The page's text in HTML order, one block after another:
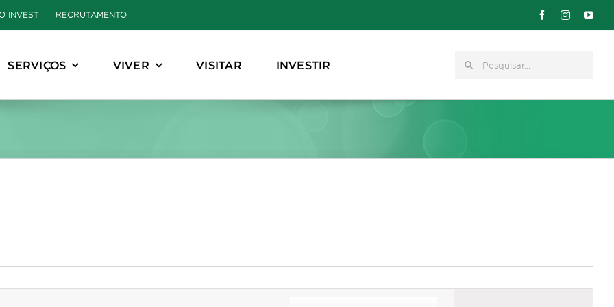
INVEST RECRUTAMENTO
SERVIÇOS VIVER VISITAR INVESTIR Pesquisar